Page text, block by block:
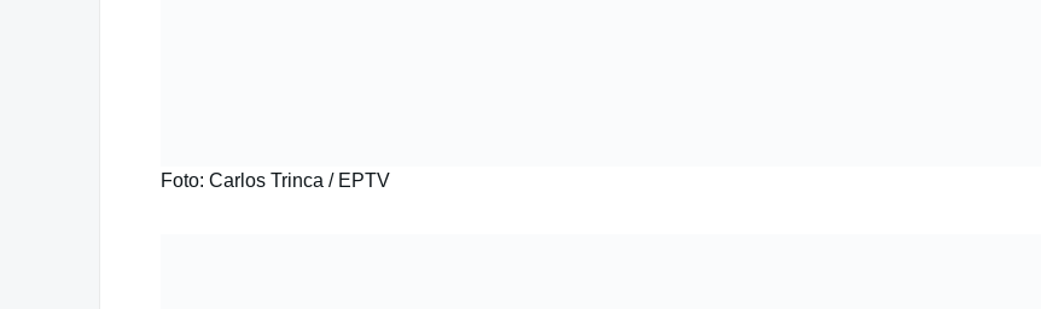
Foto: Carlos Trinca / EPTV